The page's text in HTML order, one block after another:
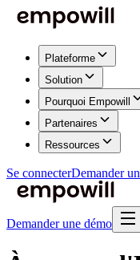
Plateforme
Solution
Pourquoi Empowill
Partenaires
Ressources
Se connecterDemander
Demander une démo